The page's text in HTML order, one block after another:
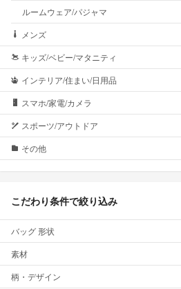
ルームウェア/パジャマ
メンズ
キッズ/ベビー/マタニティ
インテリア/住まい/日用品
スマホ/家電/カメラ
スポーツ/アウトドア
その他
こだわり条件で絞り込み
バッグ 形状
素材
柄・デザイン